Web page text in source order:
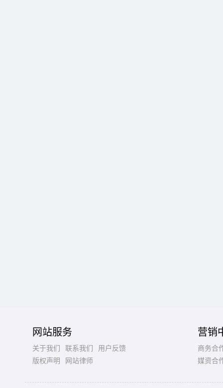
网站服务
关于我们 联系我们
用户反馈
版权声明
网站律师
营销
商务合
媒资合